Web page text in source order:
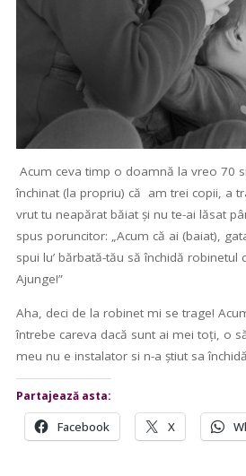
Acum ceva timp o doamnă la vreo 70
închinat (la propriu) că am trei copii, a
vrut tu neapărat băiat și nu te-ai lăsat
spus poruncitor: „Acum că ai (baiat),
spui lu’ bărbată-tău să închidă robinetul
Ajunge!”
Aha, deci de la robinet mi se trage!
întrebe careva dacă sunt ai mei toți, o
meu nu e instalator si n-a știut sa
Partajează asta:
Facebook X